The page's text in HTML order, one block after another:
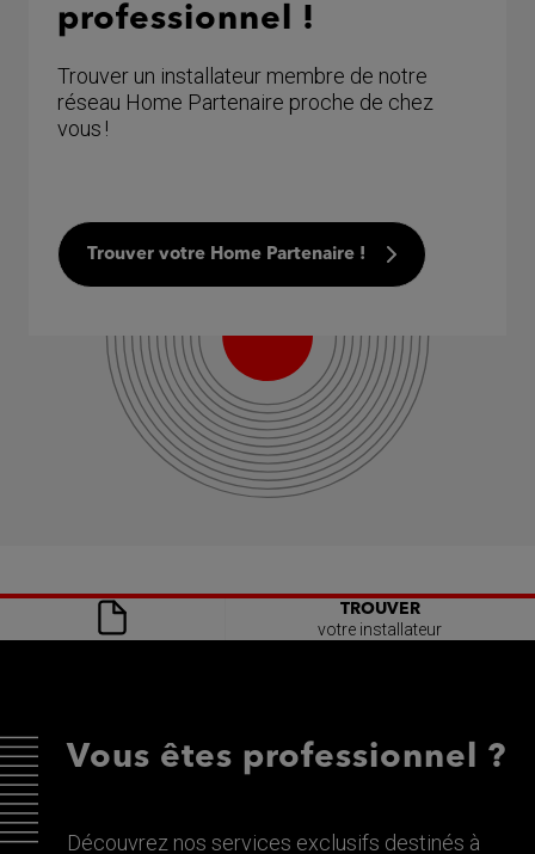
professionnel !
Trouver un installateur membre de notre
réseau Home Partenaire proche de chez
vous !
Trouver votre Home Partenaire !
TROUVER
votre installateur
Vous êtes professionnel ?
Découvrez nos services exclusifs destinés à